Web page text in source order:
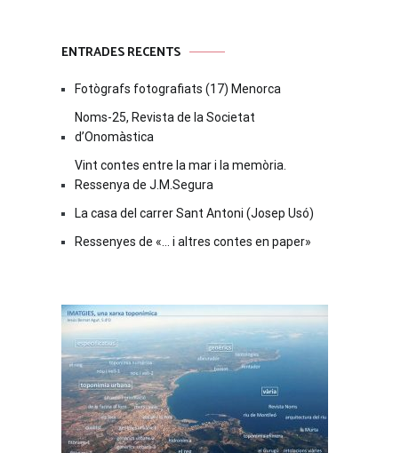
ENTRADES RECENTS
Fotògrafs fotografiats (17) Menorca
Noms-25, Revista de la Societat
d’Onomàstica
Vint contes entre la mar i la memòria.
Ressenya de J.M.Segura
La casa del carrer Sant Antoni (Josep Usó)
Ressenyes de «… i altres contes en paper»